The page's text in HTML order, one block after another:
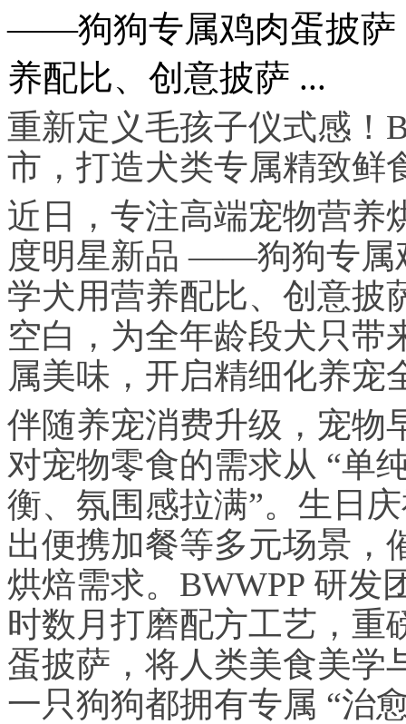
——狗狗专属鸡肉蛋披萨
养配比、创意披萨 ...
重新定义毛孩子仪式感！
市，打造犬类专属精致鲜
近日，专注高端宠物营养
度明星新品 ——狗狗专属
学犬用营养配比、创意披
空白，为全年龄段犬只带
属美味，开启精细化养宠
伴随养宠消费升级，宠物
对宠物零食的需求从 “单
衡、氛围感拉满”。生日
出便携加餐等多元场景，
烘焙需求。BWWPP 研发
时数月打磨配方工艺，重
蛋披萨，将人类美食美学
一只狗狗都拥有专属 “治